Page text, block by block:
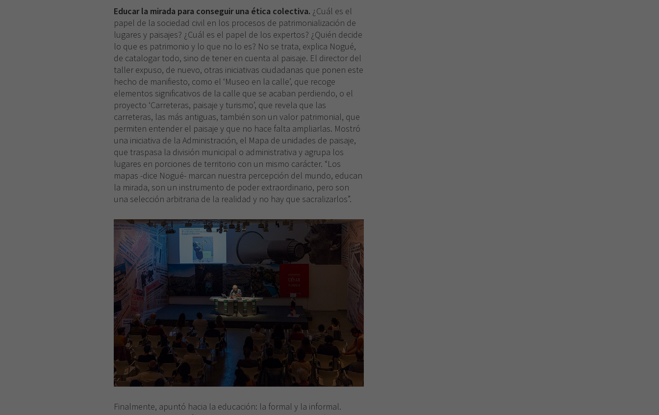
Educar la mirada para conseguir una ética colectiva. ¿Cuál es el
papel de la sociedad civil en los procesos de patrimonialización de
lugares y paisajes? ¿Cuál es el papel de los expertos? ¿Quién decide
lo que es patrimonio y lo que no lo es? No se trata, explica Nogué,
de catalogar todo, sino de tener en cuenta al paisaje. El director del
taller expuso, de nuevo, otras iniciativas ciudadanas que ponen este
hecho de manifiesto, como el ‘Museo en la calle’, que recoge
elementos significativos de la calle que se acaban perdiendo, o el
proyecto ‘Carreteras, paisaje y turismo’, que revela que las
carreteras, las más antiguas, también son un valor patrimonial, que
permiten entender el paisaje y que no hace falta ampliarlas. Mostró
una iniciativa de la Administración, el Mapa de unidades de paisaje,
que traspasa la división municipal o administrativa y agrupa los
lugares en porciones de territorio con un mismo carácter. “Los
mapas -dice Nogué- marcan nuestra percepción del mundo, educan
la mirada, son un instrumento de poder extraordinario, pero son
una selección arbitraria de la realidad y no hay que sacralizarlos”.
Finalmente, apuntó hacia la educación: la formal y la informal.
Necesarias
Estas
cookies no
son
opcionales.
Son
para que
web.
Experiencia
Para que
nuestra web
durante tu
visita. Si
rechaza estas
funcionalidades
desaparecerán
de la web.